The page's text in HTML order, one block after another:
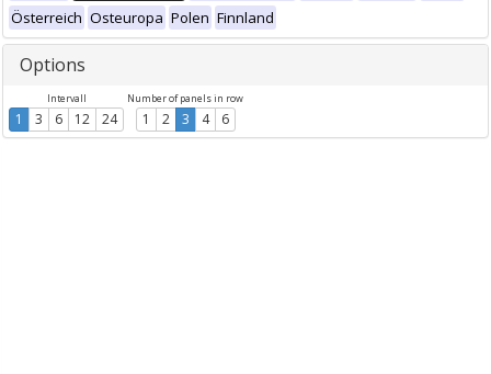
Österreich Osteuropa Polen Finnland
Options
Intervall
1 3 6 12 24
Number of panels in row
1 2 3 4 6